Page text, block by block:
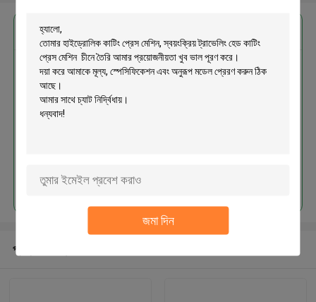
জমা দিন
হাইড্রোলিক কাটিং প্রেস মেশিন, স্বয়ংক্রিয়
চালিয়ে
প্রস্তাবিত পণ্য